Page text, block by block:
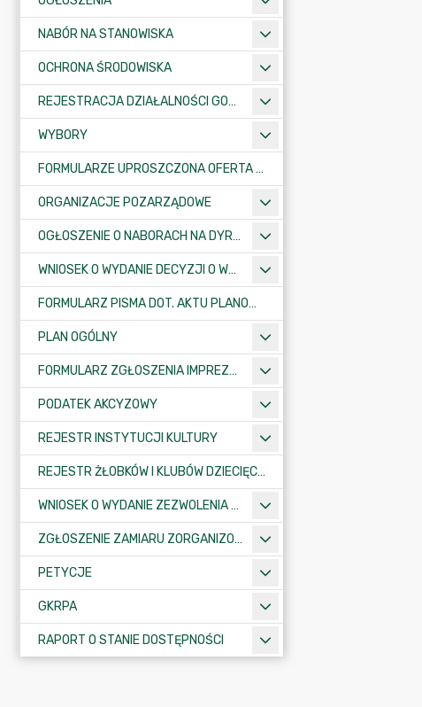
NABÓR NA STANOWISKA
OCHRONA ŚRODOWISKA
REJESTRACJA DZIAŁALNOŚCI GOSPODARCZEJ
WYBORY
FORMULARZE UPROSZCZONA OFERTA WYKONANIA ZADANIA PUBLICZNEGO
ORGANIZACJE POZARZĄDOWE
OGŁOSZENIE O NABORACH NA DYREKTORÓW PLACÓWEK OŚWIATOWYCH
WNIOSEK O WYDANIE DECYZJI O WARUNKACH ZABUDOWY/O USTALENIE INWESTYCJI CELU PUBLICZNEGO
FORMULARZ PISMA DOT. AKTU PLANOWANIA PRZESTRZENNEGO
PLAN OGÓLNY
FORMULARZ ZGŁOSZENIA IMPREZY SPORTOWO-REKREACYJNEJ, ARTYSTYCZNEJ LUB ROZRYWKOWEJ
PODATEK AKCYZOWY
REJESTR INSTYTUCJI KULTURY
REJESTR ŻŁOBKÓW I KLUBÓW DZIECIĘCYCH
WNIOSEK O WYDANIE ZEZWOLENIA NA ZAJĘCIE PASA DROGOWEGO
ZGŁOSZENIE ZAMIARU ZORGANIZOWANIA ZGROMADZENIA
PETYCJE
GKRPA
RAPORT O STANIE DOSTĘPNOŚCI